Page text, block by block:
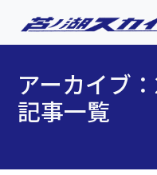
アーカイブ
記事一覧